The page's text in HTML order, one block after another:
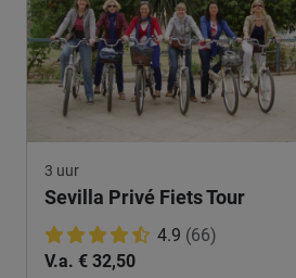
3 uur
Sevilla Privé Fiets Tour
4.9 (66)
V.a. € 32,50